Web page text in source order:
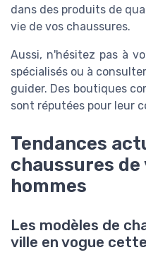
dans des produits de
vie de vos chaussures.
Aussi, n'hésitez pas à
spécialisés ou à
guider. Des boutiques
sont réputées pour leur
Tendances
chaussures
hommes
Les modèles de
ville en vogue